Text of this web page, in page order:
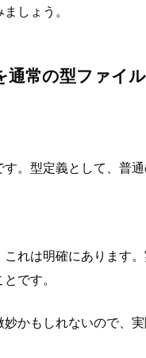
しょう。
通常の型ファイ
。型定義として、普
れは明確にあります
です。
かもしれないので、